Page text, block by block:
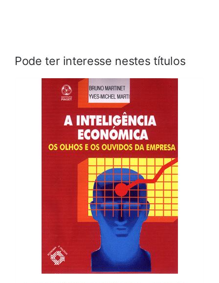
Pode ter interesse nestes títulos